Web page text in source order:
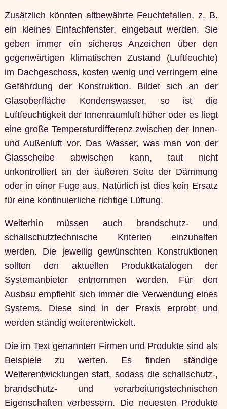
Zusätzlich könnten altbewährte Feuchtefallen, z. B.
ein kleines Einfachfenster, eingebaut werden. Sie
geben immer ein sicheres Anzeichen über den
gegenwärtigen klimatischen Zustand (Luftfeuchte)
im Dachgeschoss, kosten wenig und verringern eine
Gefährdung der Konstruktion. Bildet sich an der
Glasoberfläche Kondenswasser, so ist die
Luftfeuchtigkeit der Innenraumluft höher oder es liegt
eine große Temperaturdifferenz zwischen der Innen-
und Außenluft vor. Das Wasser, was man von der
Glasscheibe abwischen kann, taut nicht
unkontrolliert an der äußeren Seite der Dämmung
oder in einer Fuge aus. Natürlich ist dies kein Ersatz
für eine kontinuierliche richtige Lüftung.
Weiterhin müssen auch brandschutz- und
schallschutztechnische Kriterien einzuhalten
werden. Die jeweilig gewünschten Konstruktionen
sollten den aktuellen Produktkatalogen der
Systemanbieter entnommen werden. Für den
Ausbau empfiehlt sich immer die Verwendung eines
Systems. Diese sind in der Praxis erprobt und
werden ständig weiterentwickelt.
Die im Text genannten Firmen und Produkte sind als
Beispiele zu werten. Es finden ständige
Weiterentwicklungen statt, sodass die schallschutz-,
brandschutz- und verarbeitungstechnischen
Eigenschaften verbessern. Die neuesten Produkte